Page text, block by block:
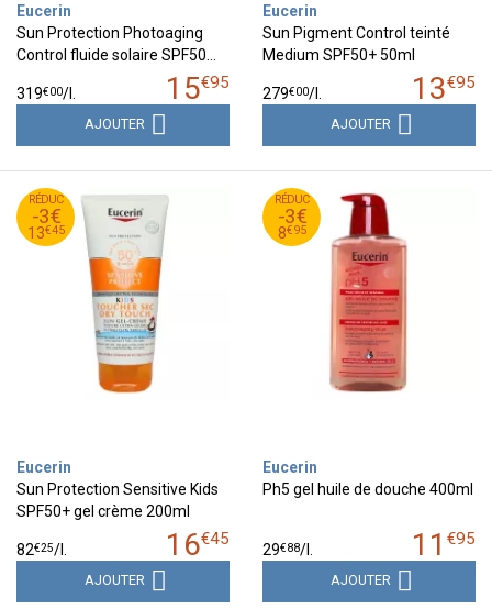
Eucerin
Sun Protection Photoaging
Control fluide solaire SPF50…
15€95
319€00/
AJOUTER
Eucerin
Sun Pigment Control teinté
Medium SPF50+ 50ml
13€95
279€00/
AJOUTER
RÉDUC
-3€
13€45
16
€
45
13
€
45
Eucerin
Sun Protection Sensitive Kids
SPF50+ gel crème 200ml
16€45
82€25/
AJOUTER
RÉDUC
-3€
8€95
11
€
95
8
€
95
Eucerin
Ph5 gel huile de douche 400ml
11 €95
29€88/
AJOUTER